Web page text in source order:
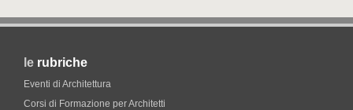
le rubriche
Eventi di Architettura
Corsi di Formazione per Architetti